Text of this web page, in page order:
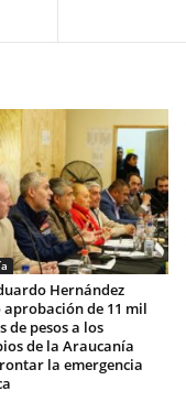
Hernández
aprobación de 11 mil
de pesos a los
de la Araucanía
la emergencia